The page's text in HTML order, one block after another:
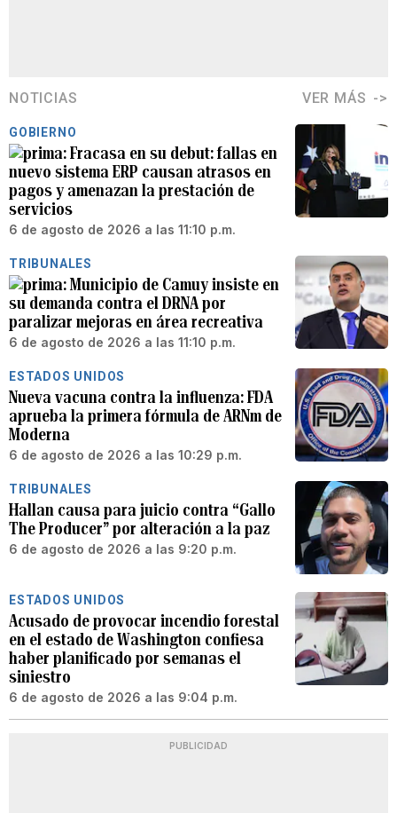
NOTICIAS VER MÁS
GOBIERNO
Fracasa en su debut: fallas en
nuevo sistema ERP causan atrasos en
pagos y amenazan la prestación de
servicios
6 de agosto de 2026 a las 11:10 p.m.
TRIBUNALES
Municipio de Camuy insiste en
su demanda contra el DRNA por
paralizar mejoras en área recreativa
6 de agosto de 2026 a las 11:10 p.m.
ESTADOS UNIDOS
Nueva vacuna contra la influenza: FDA
aprueba la primera fórmula de ARNm de
Moderna
6 de agosto de 2026 a las 10:29 p.m.
TRIBUNALES
Hallan causa para juicio contra “Gallo
The Producer” por alteración a la paz
6 de agosto de 2026 a las 9:20 p.m.
ESTADOS UNIDOS
Acusado de provocar incendio forestal
en el estado de Washington confiesa
haber planificado por semanas el
siniestro
6 de agosto de 2026 a las 9:04 p.m.
PUBLICIDAD